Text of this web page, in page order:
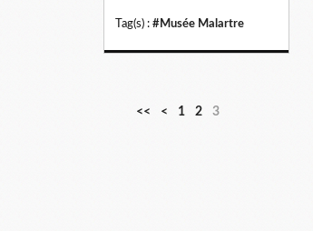
Tag(s) : #Musée Malartre
<< < 1 2 3